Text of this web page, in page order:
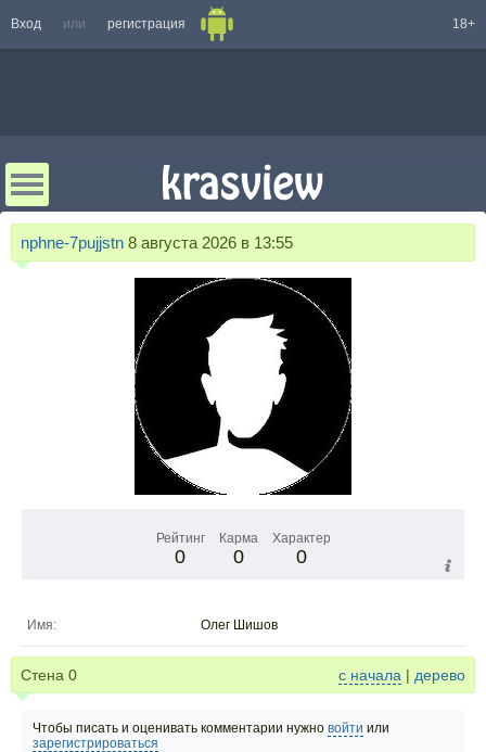
Вход или регистрация 18+
nphne-7pujjstn 8 августа 2026 в 13:55
Рейтинг
0
Карма
0
Характер
0
Имя: Олег Шишов
Стена 0 с начала | дерево
Чтобы писать и оценивать комментарии нужно войти или
зарегистрироваться